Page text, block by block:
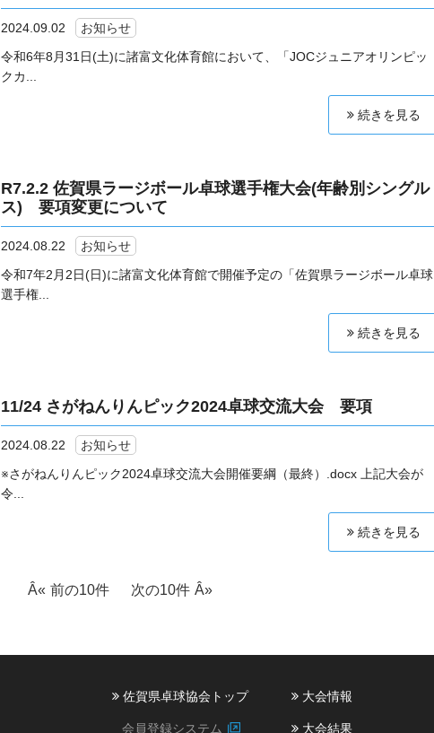
2024.09.02
お知らせ
令和6年8月31日(土)に諸富文化体育館において、「JOCジュニアオリンピッ
クカ...
続きを見る
R7.2.2 佐賀県ラージボール卓球選手権大会(年齢別シングル
ス) 要項変更について
2024.08.22
お知らせ
令和7年2月2日(日)に諸富文化体育館で開催予定の「佐賀県ラージボール卓球
選手権...
続きを見る
11/24 さがねんりんピック2024卓球交流大会 要項
2024.08.22
お知らせ
※さがねんりんピック2024卓球交流大会開催要綱（最終）.docx 上記大会が
令...
続きを見る
前の10件 次の10件
佐賀県卓球協会トップ
会員登録システム
大会情報
大会結果